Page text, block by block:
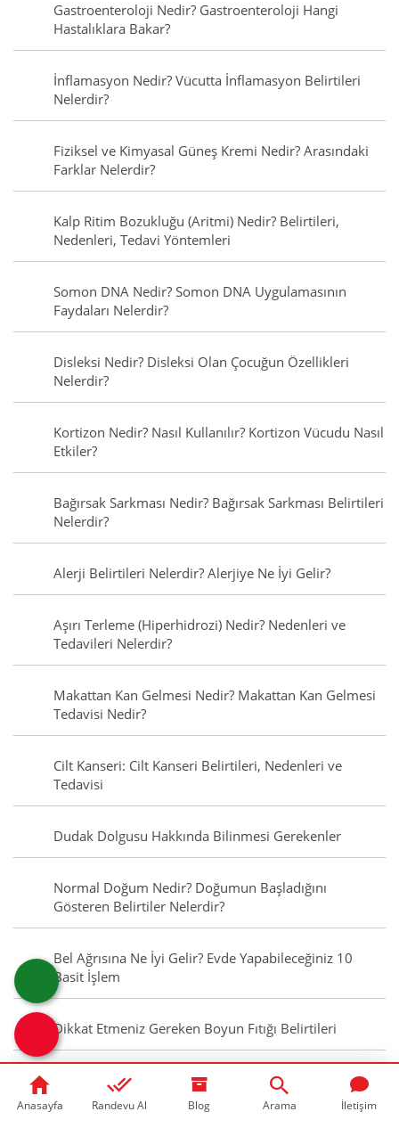
Gastroenteroloji Nedir? Gastroenteroloji Hangi
Hastalıklara Bakar?
İnflamasyon Nedir? Vücutta İnflamasyon Belirtileri
Nelerdir?
Fiziksel ve Kimyasal Güneş Kremi Nedir? Arasındaki
Farklar Nelerdir?
Kalp Ritim Bozukluğu (Aritmi) Nedir? Belirtileri,
Nedenleri, Tedavi Yöntemleri
Somon DNA Nedir? Somon DNA Uygulamasının
Faydaları Nelerdir?
Disleksi Nedir? Disleksi Olan Çocuğun Özellikleri
Nelerdir?
Kortizon Nedir? Nasıl Kullanılır? Kortizon Vücudu Nasıl
Etkiler?
Bağırsak Sarkması Nedir? Bağırsak Sarkması Belirtileri
Nelerdir?
Alerji Belirtileri Nelerdir? Alerjiye Ne İyi Gelir?
Aşırı Terleme (Hiperhidrozi) Nedir? Nedenleri ve
Tedavileri Nelerdir?
Makattan Kan Gelmesi Nedir? Makattan Kan Gelmesi
Tedavisi Nedir?
Cilt Kanseri: Cilt Kanseri Belirtileri, Nedenleri ve
Tedavisi
Dudak Dolgusu Hakkında Bilinmesi Gerekenler
Normal Doğum Nedir? Doğumun Başladığını
Gösteren Belirtiler Nelerdir?
Bel Ağrısına Ne İyi Gelir? Evde Yapabileceğiniz 10
Basit İşlem
Dikkat Etmeniz Gereken Boyun Fıtığı Belirtileri
Ferritin Nedir? Ferritin Düşüklüğü Ferritin Yüksekliği
Nedir?
Anasayfa Randevu Al Blog Arama İletişim